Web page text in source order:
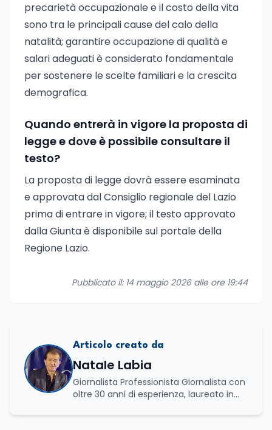
precarietà occupazionale e il costo della vita
sono tra le principali cause del calo della
natalità; garantire occupazione di qualità e
salari adeguati è considerato fondamentale
per sostenere le scelte familiari e la crescita
demografica.
Quando entrerà in vigore la proposta di
legge e dove è possibile consultare il
testo?
La proposta di legge dovrà essere esaminata
e approvata dal Consiglio regionale del Lazio
prima di entrare in vigore; il testo approvato
dalla Giunta è disponibile sul portale della
Regione Lazio.
Pubblicato il: 14 maggio 2026 alle ore 19:44
Articolo creato da
Natale Labia
Giornalista Professionista Giornalista con
oltre 30 anni di esperienza, laureato in
all’Università La Sapienza di Roma,